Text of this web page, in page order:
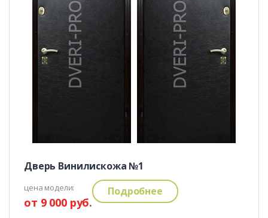
Дверь Винилискожа №1
цена модели:
от 9 000 руб.
Подробнее